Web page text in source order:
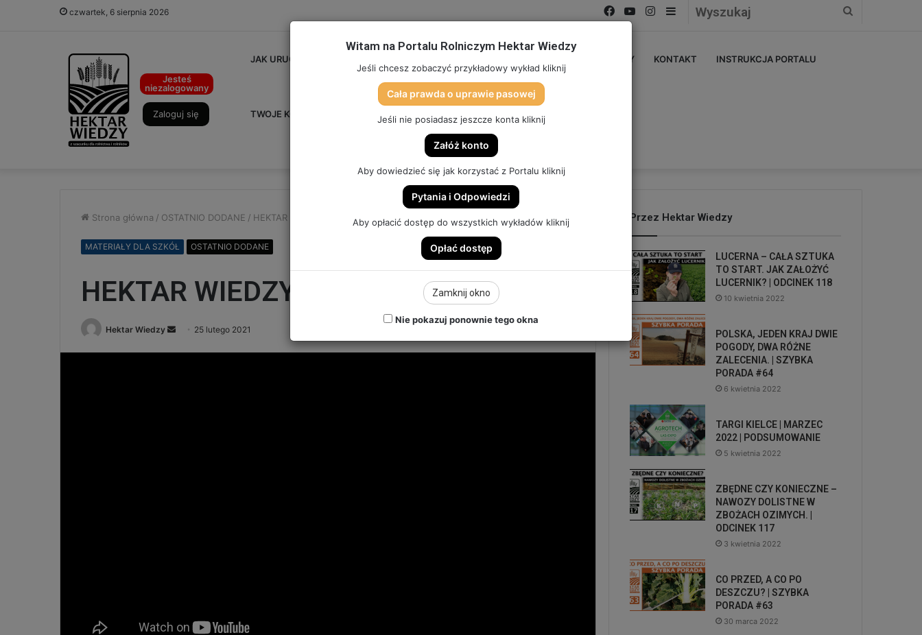
czwartek, 6 sierpnia 2026 Sidebar
Instagram
YouTube
Facebook
Jesteś
niezalogowany
Zaloguj się
JAK URUCHOMIĆ PORTAL PARTNERZY KONTAKT INSTRUKCJA PORTALU
TWOJE KONTO SKLEP (DOSTĘP, GADŻETY, SZKOLENIA) HEKTAR SYSTEM
Strona główna / OSTATNIO DODANE / HEKTAR WIEDZY DLA SZKÓŁ
MATERIAŁY DLA SZKÓŁ OSTATNIO DODANE
HEKTAR WIEDZY DLA SZKÓŁ
Hektar Wiedzy
Send 25 lutego 2021
Przez Hektar Wiedzy
LUCERNA – CAŁA SZTUKA
TO START. JAK ZAŁOŻYĆ
LUCERNIK? | ODCINEK 118
10 kwietnia 2022
POLSKA, JEDEN KRAJ DWIE
POGODY, DWA RÓŻNE
ZALECENIA. | SZYBKA
PORADA #64
6 kwietnia 2022
TARGI KIELCE | MARZEC
2022 | PODSUMOWANIE
5 kwietnia 2022
ZBĘDNE CZY KONIECZNE –
NAWOZY DOLISTNE W
ZBOŻACH OZIMYCH. |
ODCINEK 117
3 kwietnia 2022
CO PRZED, A CO PO
DESZCZU? | SZYBKA
PORADA #63
30 marca 2022
Witam na Portalu Rolniczym Hektar Wiedzy
Jeśli chcesz zobaczyć przykładowy wykład kliknij
Cała prawda o uprawie pasowej
Jeśli nie posiadasz jeszcze konta kliknij
Załóż konto
Aby dowiedzieć się jak korzystać z Portalu kliknij
Pytania i Odpowiedzi
Aby opłacić dostęp do wszystkich wykładów kliknij
Opłać dostęp
Zamknij okno
Nie pokazuj ponownie tego okna